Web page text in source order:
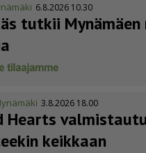
6.8.2026 10.30
tutkii
3.8.2026 18.00
Hearts
keikkaan